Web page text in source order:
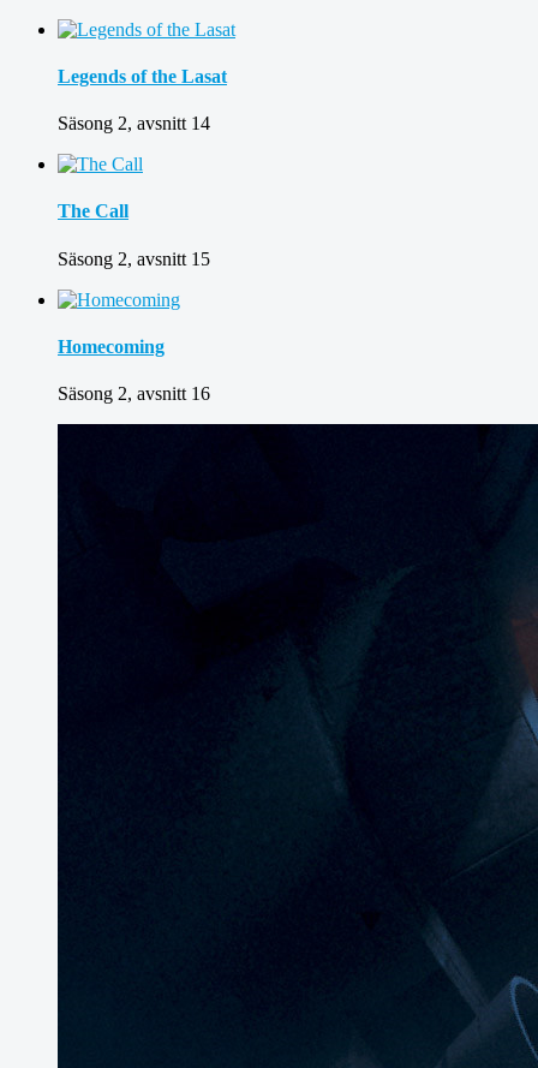
Legends of the Lasat
Säsong 2, avsnitt 14
The Call
Säsong 2, avsnitt 15
Homecoming
Säsong 2, avsnitt 16